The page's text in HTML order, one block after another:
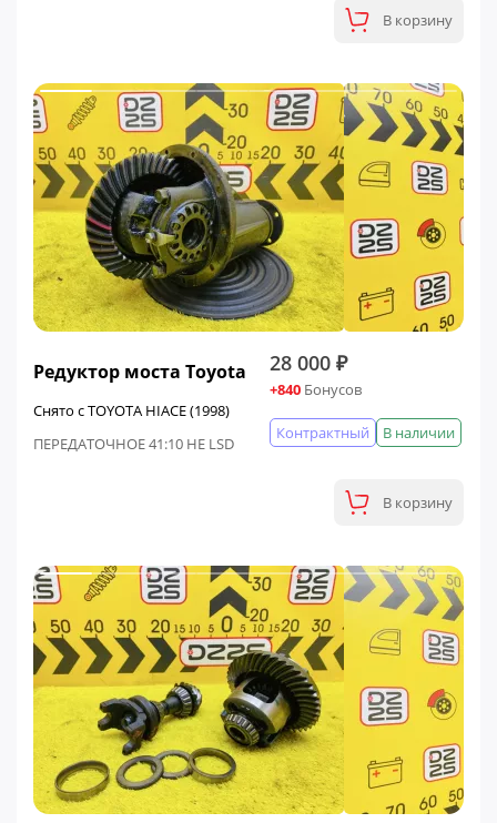
В корзину
Редуктор моста Toyota
Снято с TOYOTA HIACE (1998)
ПЕРЕДАТОЧНОЕ 41:10 НЕ LSD
28 000 ₽
+840 Бонусов
В наличии
Контрактный
В корзину